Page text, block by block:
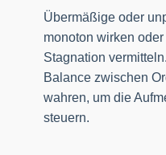
Übermäßige oder
monoton wirken
Stagnation
Balance zwischen
wahren, um die
steuern.